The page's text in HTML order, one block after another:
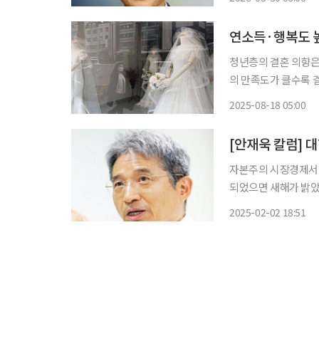
연소득·행복
청년층의 결혼 의향
의 만족도가 클수록
2025-08-18 05:00
[안재욱 칼럼]
자본주의 시장경제
되었으면 새해가 밝았다. 거리에서 마주치는 사람마다 서로에게 “새해 복 많이 받으세요”라
2025-02-02 18:51